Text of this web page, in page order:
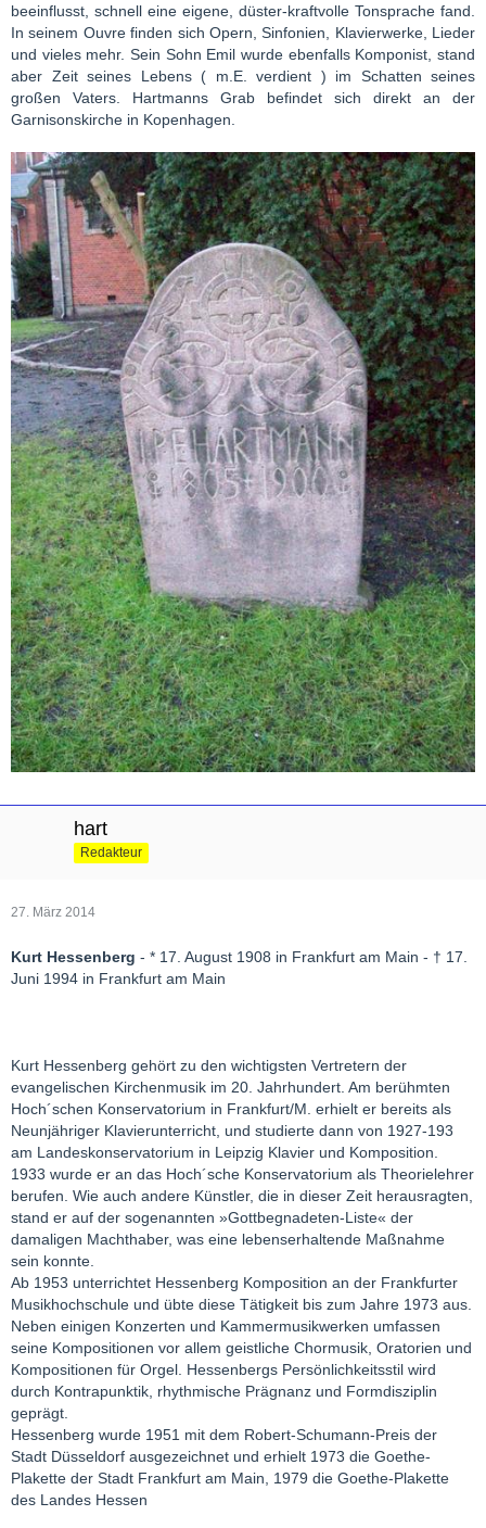
beeinflusst, schnell eine eigene, düster-kraftvolle Tonsprache fand.
In seinem Ouvre finden sich Opern, Sinfonien, Klavierwerke, Lieder
und vieles mehr. Sein Sohn Emil wurde ebenfalls Komponist, stand
aber Zeit seines Lebens ( m.E. verdient ) im Schatten seines
großen Vaters. Hartmanns Grab befindet sich direkt an der
Garnisonskirche in Kopenhagen.
hart
Redakteur
27. März 2014
Kurt Hessenberg - * 17. August 1908 in Frankfurt am Main - † 17.
Juni 1994 in Frankfurt am Main
Kurt Hessenberg gehört zu den wichtigsten Vertretern der
evangelischen Kirchenmusik im 20. Jahrhundert. Am berühmten
Hoch´schen Konservatorium in Frankfurt/M. erhielt er bereits als
Neunjähriger Klavierunterricht, und studierte dann von 1927-193
am Landeskonservatorium in Leipzig Klavier und Komposition.
1933 wurde er an das Hoch´sche Konservatorium als Theorielehrer
berufen. Wie auch andere Künstler, die in dieser Zeit herausragten,
stand er auf der sogenannten »Gottbegnadeten-Liste« der
damaligen Machthaber, was eine lebenserhaltende Maßnahme
sein konnte.
Ab 1953 unterrichtet Hessenberg Komposition an der Frankfurter
Musikhochschule und übte diese Tätigkeit bis zum Jahre 1973 aus.
Neben einigen Konzerten und Kammermusikwerken umfassen
seine Kompositionen vor allem geistliche Chormusik, Oratorien und
Kompositionen für Orgel. Hessenbergs Persönlichkeitsstil wird
durch Kontrapunktik, rhythmische Prägnanz und Formdisziplin
geprägt.
Hessenberg wurde 1951 mit dem Robert-Schumann-Preis der
Stadt Düsseldorf ausgezeichnet und erhielt 1973 die Goethe-
Plakette der Stadt Frankfurt am Main, 1979 die Goethe-Plakette
des Landes Hessen